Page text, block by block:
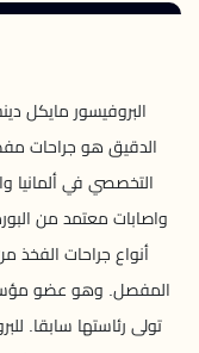
البروفيسور مايكل
الدقيق هو جراحات
التخصصي في ألمانيا
واصابات معتمد من
أنواع جراحات الفخذ
المفصل. وهو عضو
تولى رئاستها سابقا.